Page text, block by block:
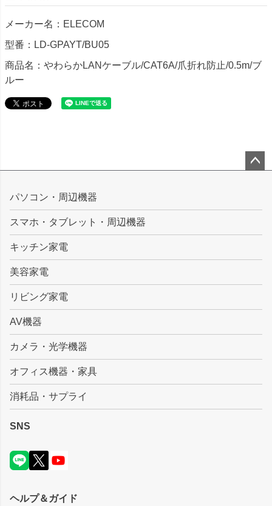
メーカー名：ELECOM
型番：LD-GPAYT/BU05
商品名：やわらかLANケーブル/CAT6A/爪折れ防止/0.5m/ブ
ルー
ップ
パソコン・周辺機器
スマホ・タブレット・周辺機器
キッチン家電
美容家電
リビング家電
AV機器
カメラ・光学機器
オフィス機器・家具
消耗品・サプライ
SNS
ヘルプ＆ガイド